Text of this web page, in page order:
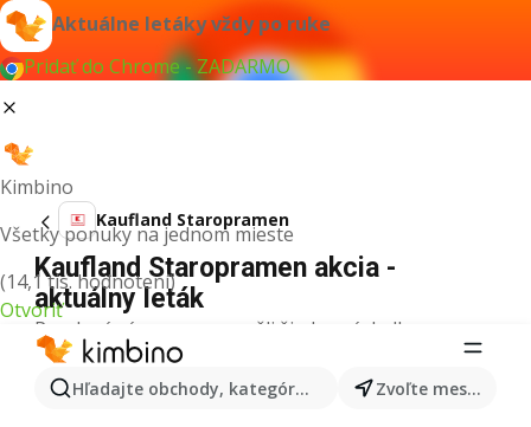
Aktuálne letáky vždy po ruke
Pridať do Chrome - ZADARMO
Kimbino
Všetky ponuky na jednom mieste
(14,1 tis. hodnotení)
Otvoriť
Hľadajte obchody, kategórie, produkty... Zvoľte mesto
Kaufland Staropramen
Kaufland Staropramen akcia -
aktuálny leták
Pre daný výraz sme nenašli žiadne výsledky.
Ďalšie produkty v obchodoch
Kaufland